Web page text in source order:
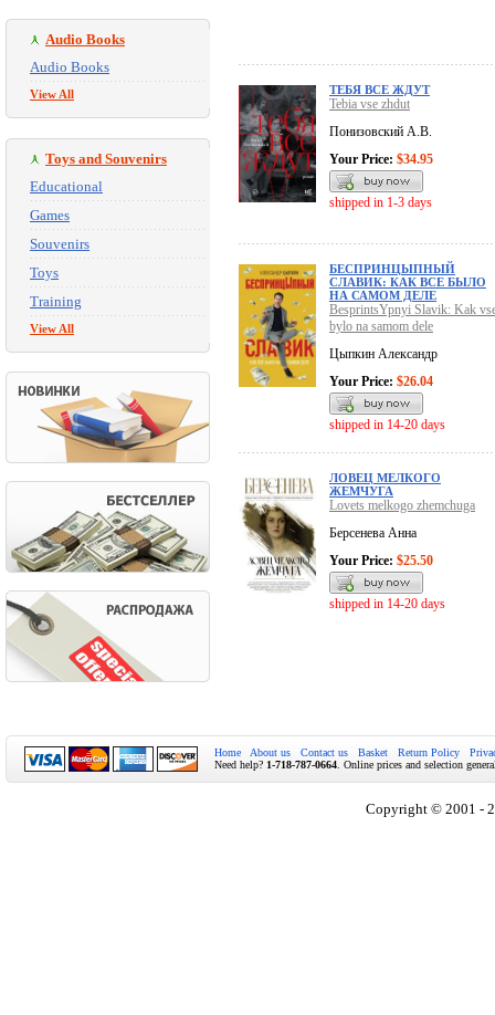
Audio Books
Audio Books
View All
Toys and Souvenirs
Educational
Games
Souvenirs
Toys
Training
View All
ТЕБЯ ВСЕ ЖДУТ
Tebia vse zhdut
Понизовский А.В.
Your Price: $34.95
shipped in 1-3 days
БЕСПРИНЦЫПНЫЙ
СЛАВИК: КАК ВСЕ БЫЛО
НА САМОМ ДЕЛЕ
BesprintsYpnyi Slavik: Kak
bylo na samom dele
Цыпкин Александр
Your Price: $26.04
shipped in 14-20 days
ЛОВЕЦ МЕЛКОГО
ЖЕМЧУГА
Lovets melkogo zhemchuga
Берсенева Анна
Your Price: $25.50
shipped in 14-20 days
Home About us Contact us Basket Return Policy
Need help? 1-718-787-0664 . Online prices and selection
Copyright © 2001 -